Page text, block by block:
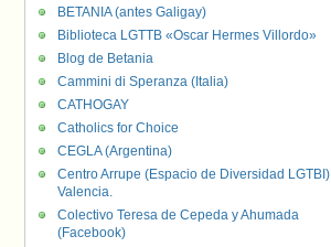
BETANIA (antes Galigay)
Biblioteca LGTTB «Oscar Hermes Villordo»
Blog de Betania
Cammini di Speranza (Italia)
CATHOGAY
Catholics for Choice
CEGLA (Argentina)
Centro Arrupe (Espacio de Diversidad LGTBI)
Valencia.
Colectivo Teresa de Cepeda y Ahumada
(Facebook)